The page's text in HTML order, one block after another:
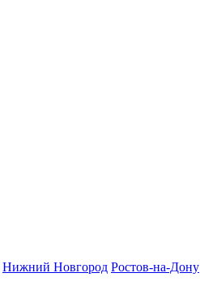
Нижний Новгород Ростов-на-Дону